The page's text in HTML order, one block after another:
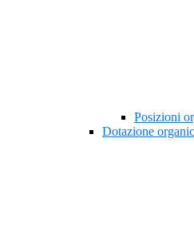
Posizioni
Dotazione